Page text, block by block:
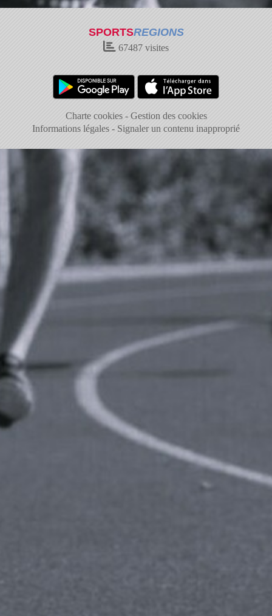
SPORTSREGIONS
67487 visites
Charte cookies
Gestion des cookies
Informations légales
Signaler un contenu inapproprié